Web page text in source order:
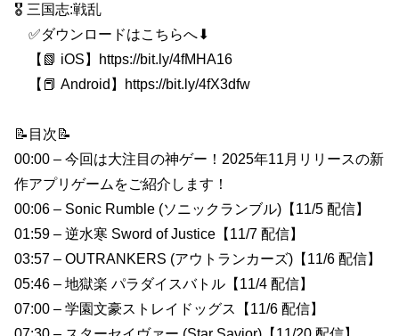
🎖️ 三国志:戦乱
✅ダウンロードはこちらへ⬇
【📗 iOS】https://bit.ly/4fMHA16
【📕 Android】https://bit.ly/4fX3dfw
📝目次📝
00:00 – 今回は大注目の神ゲー！2025年11月リリースの新
作アプリゲームをご紹介します！
00:06 – Sonic Rumble (ソニックランブル)【11/5 配信】
01:59 – 逆水寒 Sword of Justice【11/7 配信】
03:57 – OUTRANKERS (アウトランカーズ)【11/6 配信】
05:46 – 地獄楽 パラダイスバトル【11/4 配信】
07:00 – 学園文豪ストレイドッグス【11/6 配信】